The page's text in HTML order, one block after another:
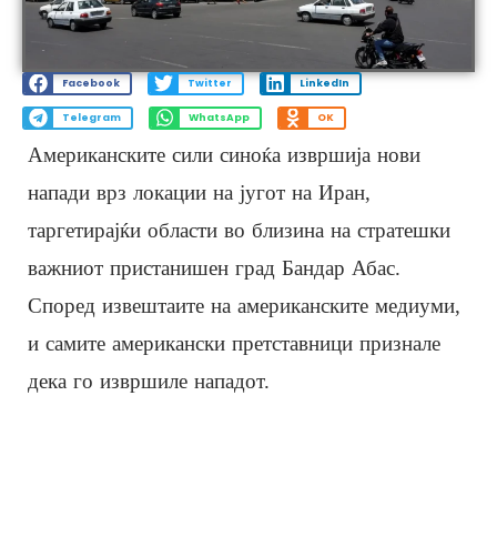
Facebook Twitter LinkedIn
Telegram WhatsApp OK
Американските сили синоќа извршија нови
напади врз локации на југот на Иран,
таргетирајќи области во близина на стратешки
важниот пристанишен град Бандар Абас.
Според извештаите на американските медиуми,
и самите американски претставници признале
дека го извршиле нападот.